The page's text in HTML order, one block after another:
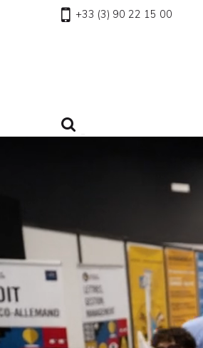
+33 (3) 90 22 15 00